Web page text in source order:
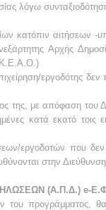
λόγω
κατόπιν αιτήσεων
Αρχής
εργοδότης
της, με απόφαση του
κατά εκατό
εργοδοτών που
στην
(Α.Π.Δ.) e-
του